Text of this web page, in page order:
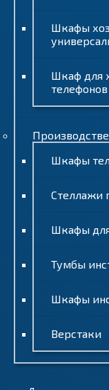
Шкафы
Шкаф для
телефонов
Шкафы
Стеллажи
Шкафы
Тумбы
Шкафы
Верстаки